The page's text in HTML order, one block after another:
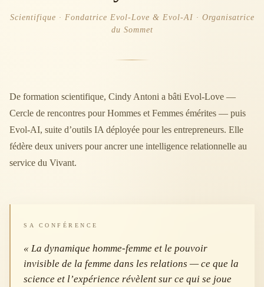
Scientifique · Fondatrice Evol-Love & Evol-AI · Organisatrice
du Sommet
De formation scientifique, Cindy Antoni a bâti Evol-Love —
Cercle de rencontres pour Hommes et Femmes émérites — puis
Evol-AI, suite d’outils IA déployée pour les entrepreneurs. Elle
fédère deux univers pour ancrer une intelligence relationnelle au
service du Vivant.
SA CONFÉRENCE
« La dynamique homme-femme et le pouvoir
invisible de la femme dans les relations — ce que la
science et l’expérience révèlent sur ce qui se joue